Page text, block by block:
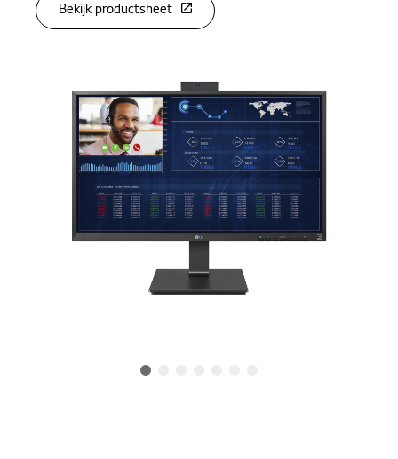
Bekijk productsheet